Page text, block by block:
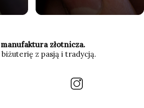
złotnicza.
z pasją i tradycją.
(Otwiera
się